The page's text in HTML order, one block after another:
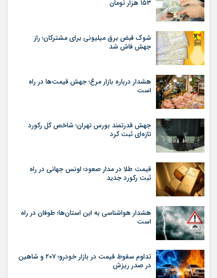
۱۵۳ هزار تومان
شوک قبض برق میلیونی برای مشترکان؛ راز
جهش فاش شد
هشدار درباره بازار مرغ؛ جهش قیمت‌ها در راه
است
جهش قدرتمند بورس تهران؛ شاخص کل رکورد
تازه‌ای ثبت کرد
قیمت طلا در مدار صعود؛ اونس جهانی در راه
ثبت رکورد جدید
هشدار هواشناسی به این استان‌ها؛ طوفان در راه
است
تداوم سقوط قیمت در بازار خودرو؛ ۲۰۷ و شاهین
در صدر ریزش